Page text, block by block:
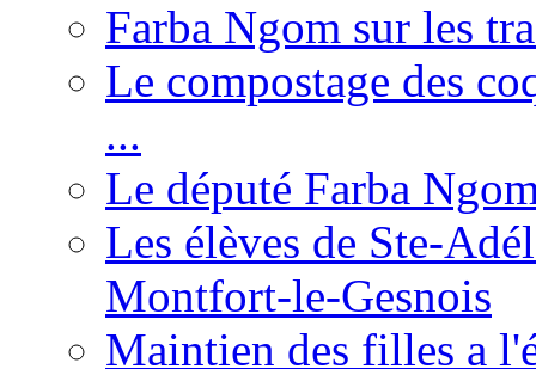
Farba Ngom sur les
Le compostage des
...
Le député Farba
Les élèves de Ste-
Montfort-le-Gesnois
Maintien des filles a